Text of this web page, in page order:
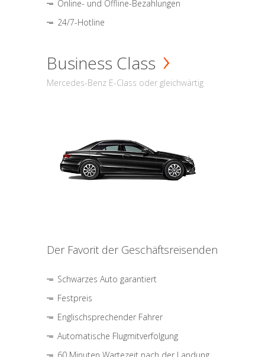
Online- und Offline-Bezahlungen
24/7-Hotline
Business Class
Mercedes-Benz E-Class oder gleichwärtig
Der Favorit der Geschäftsreisenden
Schwarzes Auto garantiert
Festpreis
Englischsprechender Fahrer
Automatische Flugmitverfolgung